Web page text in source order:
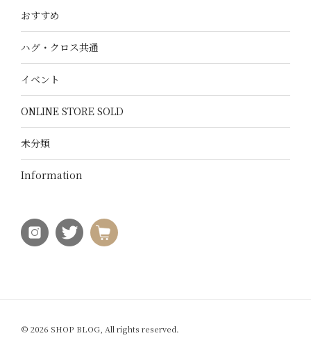
おすすめ
ハグ・クロス共通
イベント
ONLINE STORE SOLD
未分類
Information
© 2026 SHOP BLOG, All rights reserved.